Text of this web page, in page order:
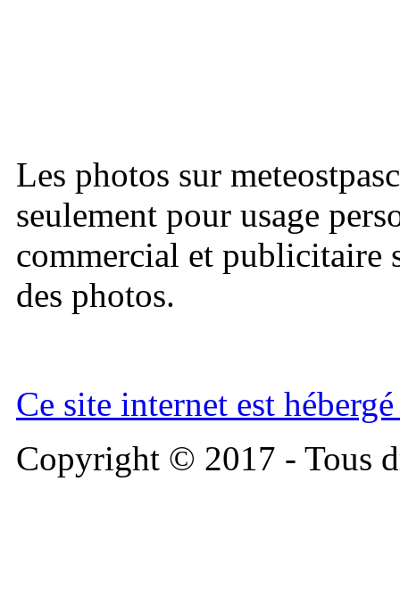
Les photos sur
seulement pour usage
commercial et publicitaire
des photos.
Ce site internet est
Copyright © 2017 - Tous